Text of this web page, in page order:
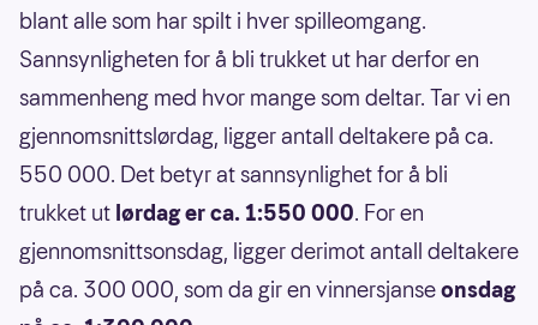
blant alle som har spilt i hver spilleomgang.
Sannsynligheten for å bli trukket ut har derfor en
sammenheng med hvor mange som deltar. Tar vi en
gjennomsnittslørdag, ligger antall deltakere på ca.
550 000. Det betyr at sannsynlighet for å bli
trukket ut lørdag er ca. 1:550 000. For en
gjennomsnittsonsdag, ligger derimot antall deltakere
på ca. 300 000, som da gir en vinnersjanseonsdag